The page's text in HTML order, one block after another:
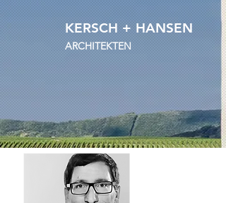
KERSCH + HANSEN
ARCHITEKTEN